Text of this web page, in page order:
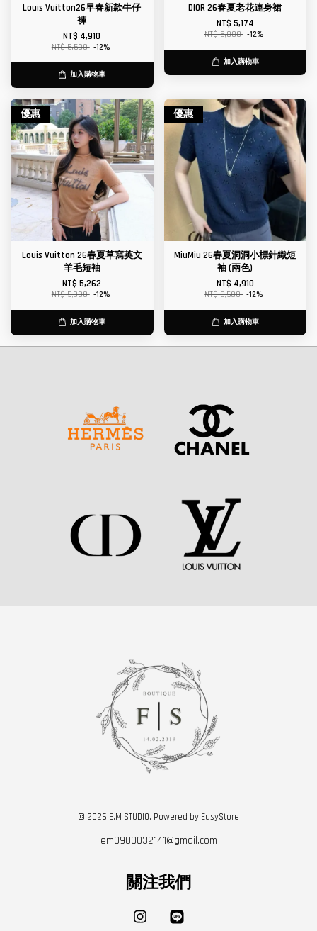
Louis Vuitton26早春新款牛仔
褲
NT$ 4,910
NT$ 5,580 -12%
加入購物車
DIOR 26春夏老花連身裙
NT$ 5,174
NT$ 5,880 -12%
加入購物車
優惠
Louis Vuitton 26春夏草寫英文
羊毛短袖
NT$ 5,262
NT$ 5,980 -12%
加入購物車
優惠
MiuMiu 26春夏洞洞小標針織短
袖 (兩色)
NT$ 4,910
NT$ 5,580 -12%
加入購物車
© 2026 E.M STUDIO. Powered by EasyStore
em0900032141@gmail.com
關注我們
Instagram